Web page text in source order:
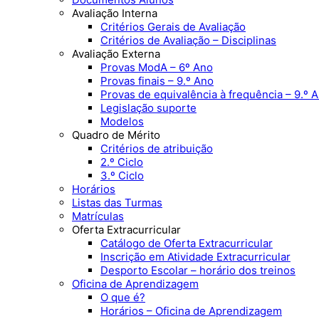
Avaliação Interna
Critérios Gerais de Avaliação
Critérios de Avaliação – Disciplinas
Avaliação Externa
Provas ModA – 6º Ano
Provas finais – 9.º Ano
Provas de equivalência à frequência – 9.º
Legislação suporte
Modelos
Quadro de Mérito
Critérios de atribuição
2.º Ciclo
3.º Ciclo
Horários
Listas das Turmas
Matrículas
Oferta Extracurricular
Catálogo de Oferta Extracurricular
Inscrição em Atividade Extracurricular
Desporto Escolar – horário dos treinos
Oficina de Aprendizagem
O que é?
Horários – Oficina de Aprendizagem